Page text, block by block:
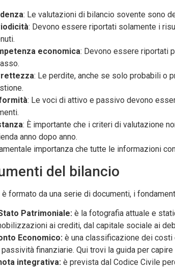
: Le valutazioni di bilancio sovente sono
: Devono essere riportati solamente i
economica: Devono essere riportati
: Le perdite, anche se solo probabili o
: Le voci di attivo e passivo devono
: È importante che i criteri di valutazione
anno dopo anno.
importanza che tutte le informazioni
del bilancio
formato da una serie di documenti, i
Patrimoniale: è la fotografia attuale e
ai crediti, dal capitale sociale ai
Economico: è una classificazione dei costi
finanziarie. Qui trovi la guida per
integrativa: è prevista dal Codice Civile